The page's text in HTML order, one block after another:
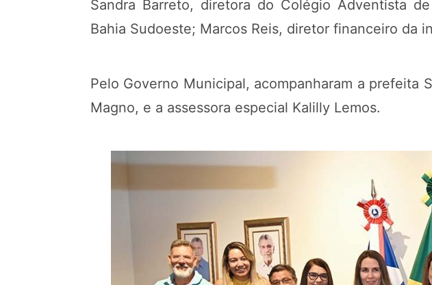
Sandra Barreto, diretora do Colégio Adventista
Bahia Sudoeste; Marcos Reis, diretor financeiro da
Pelo Governo Municipal, acompanharam a prefeita
Magno, e a assessora especial Kalilly Lemos.